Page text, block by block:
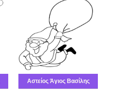
Αστείος Άγιος Βασίλης